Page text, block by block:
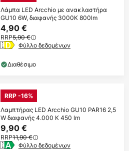
Λάμπα LED Arcchio με ανακλαστήρα
GU10 6W, διαφανής 3000K 800lm
4,90 €
RRP5,90 €
Φύλλο δεδομένων
Διαθέσιμο
RRP -16%
Λαμπτήρας LED Arcchio GU10 PAR16 2,5
W διαφανής 4.000 K 450 lm
9,90 €
RRP11,90 €
Φύλλο δεδομένων